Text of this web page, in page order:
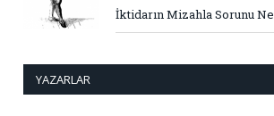
İktidarın Mizahla Sorunu Ne
YAZARLAR